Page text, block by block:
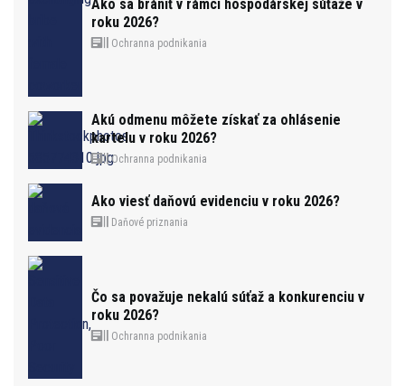
Ako sa brániť v rámci hospodárskej súťaže v
roku 2026?
Ochranna podnikania
Akú odmenu môžete získať za ohlásenie
kartelu v roku 2026?
Ochranna podnikania
Ako viesť daňovú evidenciu v roku 2026?
Daňové priznania
Čo sa považuje nekalú súťaž a konkurenciu v
roku 2026?
Ochranna podnikania